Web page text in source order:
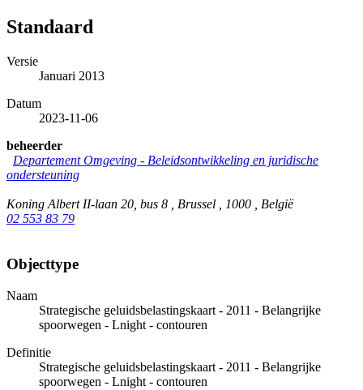
Standaard
Versie
Januari 2013
Datum
2023-11-06
beheerder
Departement Omgeving - Beleidsontwikkeling en juridische
ondersteuning
Koning Albert II-laan 20, bus 8 , Brussel , 1000 , België
02 553 83 79
Objecttype
Naam
Strategische geluidsbelastingskaart - 2011 - Belangrijke
spoorwegen - Lnight - contouren
Definitie
Strategische geluidsbelastingskaart - 2011 - Belangrijke
spoorwegen - Lnight - contouren